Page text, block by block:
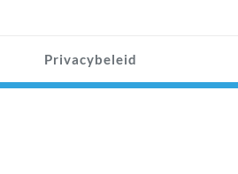
Privacybeleid